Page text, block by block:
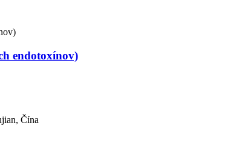
endotoxínov)
Čína